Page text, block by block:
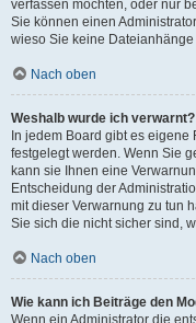
verfassen möchten, oder nur
Sie können einen
wieso Sie keine
Nach oben
Weshalb wurde ich verwarnt?
In jedem Board gibt es
festgelegt werden. Wenn Sie
kann sie Ihnen eine
Entscheidung der
mit dieser Verwarnung zu tun
Sie sich die nicht sicher sind,
Nach oben
Wie kann ich Beiträge den
Wenn ein Administrator die